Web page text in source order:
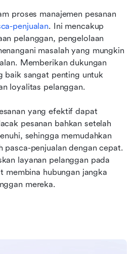
proses manajemen pesanan
penjualan. Ini mencakup
pelanggan, pengelolaan
masalah yang mungkin
Memberikan dukungan
baik sangat penting untuk
loyalitas pelanggan.
yang efektif dapat
pesanan bahkan setelah
sehingga memudahkan
pasca-penjualan dengan cepat.
layanan pelanggan pada
membina hubungan jangka
mereka.